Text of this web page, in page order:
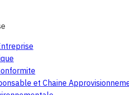
et Chaine